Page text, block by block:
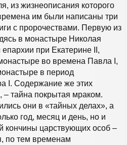
из жизнеописания которого
им были написаны три
с пророчествами. Первую из
в монастыре Николая
при Екатерине II,
во времена Павла I,
в период
I. Содержание же этих
– тайна покрытая мраком.
они в «тайных делах», а
год, месяц и день, но и
кончины царствующих особ –
по тем временам